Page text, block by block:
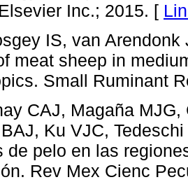
Inc.; 2015. [
IS, van
meat sheep in
Small Ruminant
CAJ, Magaña
Ku VJC,
de pelo en las
Rev Mex Cienc